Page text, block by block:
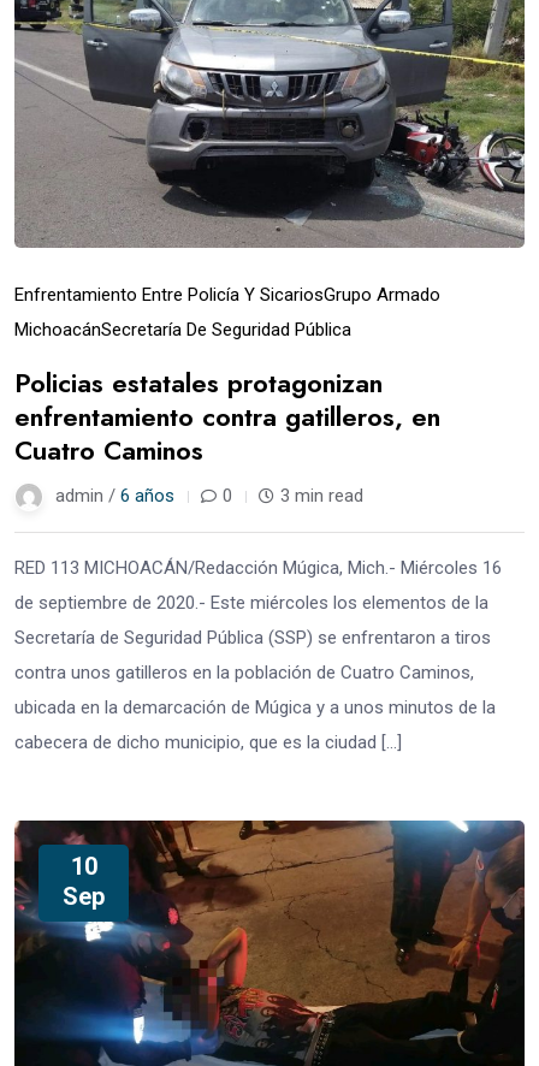
Enfrentamiento Entre Policía Y SicariosGrupo Armado
MichoacánSecretaría De Seguridad Pública
Policias estatales protagonizan
enfrentamiento contra gatilleros, en
Cuatro Caminos
admin / 6 años 0 3 min read
RED 113 MICHOACÁN/Redacción Múgica, Mich.- Miércoles 16
de septiembre de 2020.- Este miércoles los elementos de la
Secretaría de Seguridad Pública (SSP) se enfrentaron a tiros
contra unos gatilleros en la población de Cuatro Caminos,
ubicada en la demarcación de Múgica y a unos minutos de la
cabecera de dicho municipio, que es la ciudad […]
10
Sep